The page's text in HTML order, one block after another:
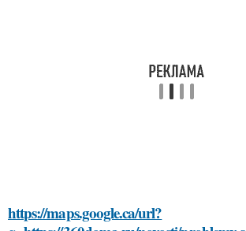
https://maps.google.ca/url?